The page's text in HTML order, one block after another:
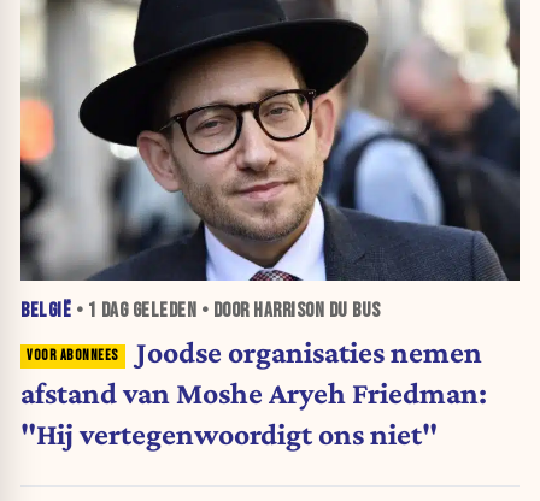
BELGIË • 1 DAGGELEDEN • DOOR HARRISON DU BUS
Joodse organisaties nemen
afstand van Moshe Aryeh Friedman:
"Hij vertegenwoordigt ons niet"